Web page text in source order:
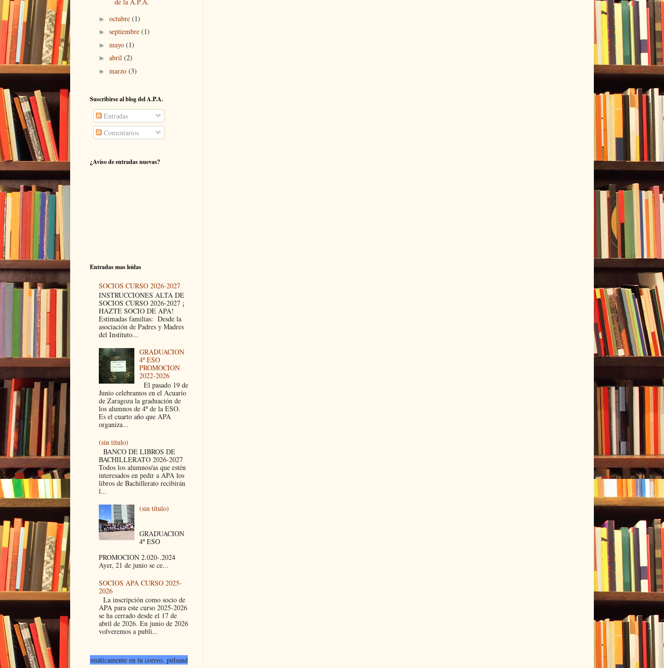
► octubre (1)
► septiembre (1)
► mayo (1)
► abril (2)
► marzo (3)
Suscribirse al blog del A.P.A.
Entradas
Comentarios
¿Aviso de entradas nuevas?
Entradas mas leídas
SOCIOS CURSO 2026-2027
INSTRUCCIONES ALTA DE
SOCIOS CURSO 2026-2027 ¡
HAZTE SOCIO DE APA!
Estimadas familias: Desde la
asociación de Padres y Madres
del Instituto...
GRADUACION
4º ESO
PROMOCION
2022-2026
El pasado 19 de
Junio celebramos en el Acuario
de Zaragoza la graduación de
los alumnos de 4º de la ESO.
Es el cuarto año que APA
organiza...
(sin título)
BANCO DE LIBROS DE
BACHILLERATO 2026-2027
Todos los alumnos/as que estén
interesados en pedir a APA los
libros de Bachillerato recibirán
l...
(sin título)
GRADUACION
4º ESO
PROMOCION 2.020-.2024
Ayer, 21 de junio se ce...
SOCIOS APA CURSO 2025-
2026
La inscripción como socio de
APA para este curso 2025-2026
se ha cerrado desde el 17 de
abril de 2026. En junio de 2026
volveremos a publi...
nuevas automáticamente en tu correo, pulsando el botón "Seguir". Todo esto en el menú de la izquierda.